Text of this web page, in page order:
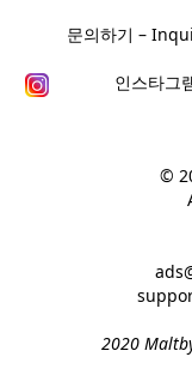
문의하기 –
인스타그
©
2020